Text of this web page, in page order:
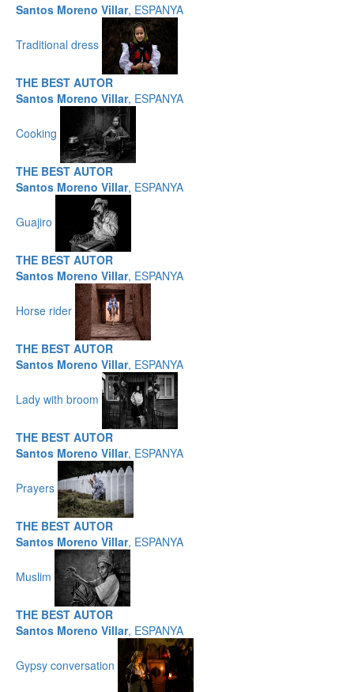
Santos Moreno Villar, ESPANYA
Traditional dress
THE BEST AUTOR
Santos Moreno Villar, ESPANYA
Cooking
THE BEST AUTOR
Santos Moreno Villar, ESPANYA
Guajiro
THE BEST AUTOR
Santos Moreno Villar, ESPANYA
Horse rider
THE BEST AUTOR
Santos Moreno Villar, ESPANYA
Lady with broom
THE BEST AUTOR
Santos Moreno Villar, ESPANYA
Prayers
THE BEST AUTOR
Santos Moreno Villar, ESPANYA
Muslim
THE BEST AUTOR
Santos Moreno Villar, ESPANYA
Gypsy conversation